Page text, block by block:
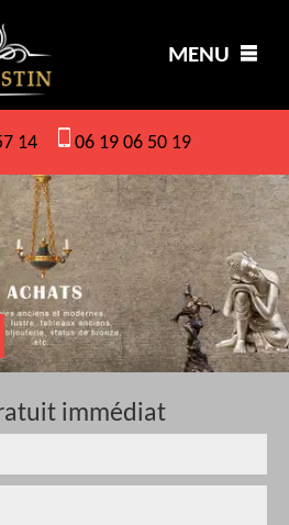
MENU
14 06 19 06 50 19
immédiat